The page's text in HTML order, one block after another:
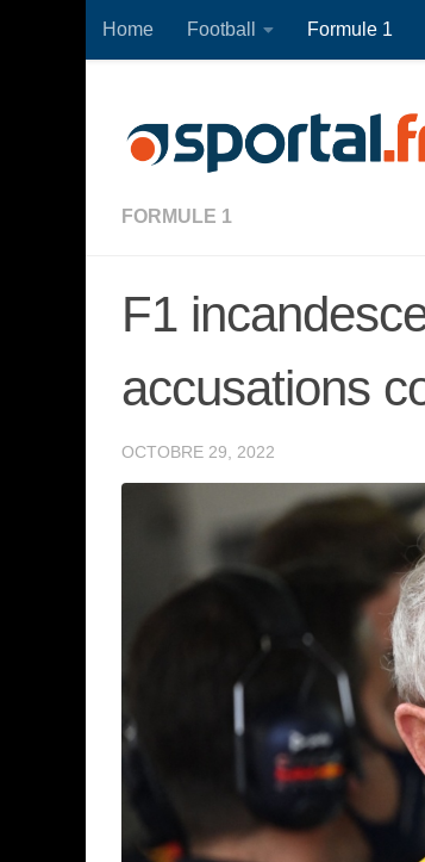
Skip to content
Home Football Formule 1
FORMULE 1
F1
accusations
OCTOBRE 29, 2022